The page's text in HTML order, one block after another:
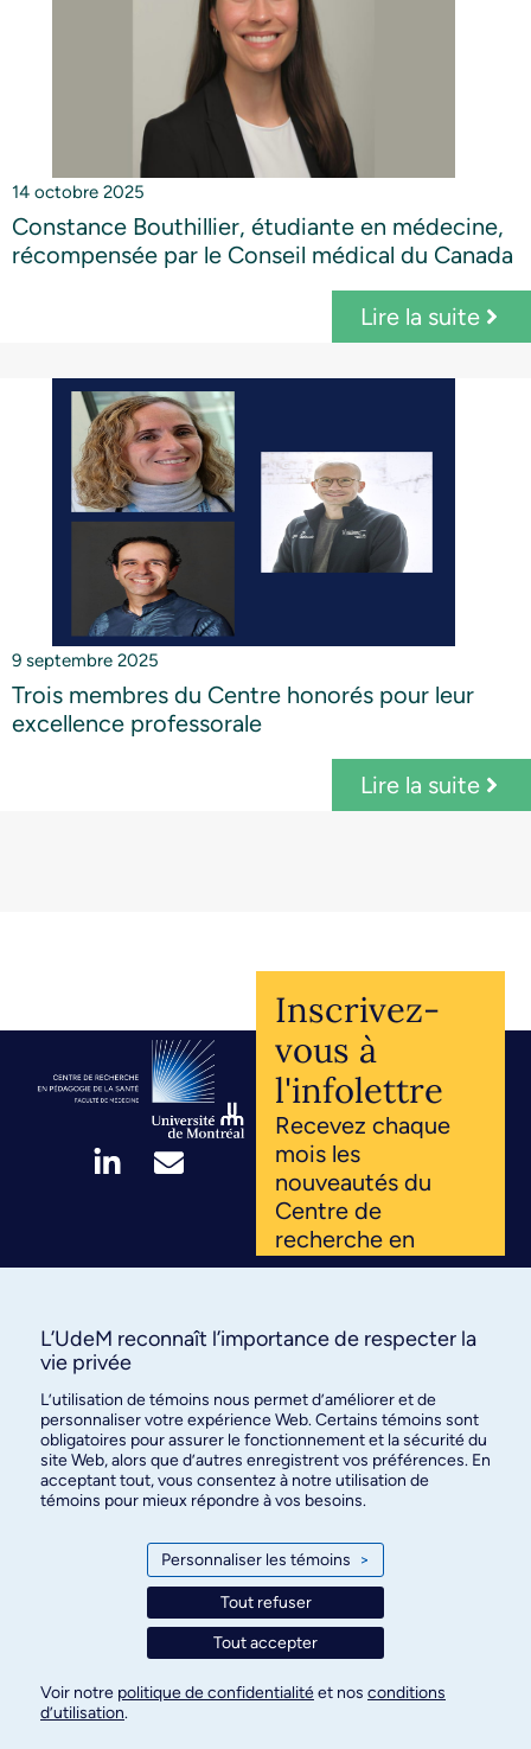
14 octobre 2025
Constance Bouthillier, étudiante en médecine,
récompensée par le Conseil médical du Canada
Lire la suite
9 septembre 2025
Trois membres du Centre honorés pour leur
excellence professorale
Lire la suite
Inscrivez-
vous à
l'infolettre
Recevez chaque
mois les
nouveautés du
Centre de
recherche en
pédagogie de la
projets, ressources
: inscrivez-vous et
communauté
engagée.
S'ABONNER
Confidentialité
L’UdeM reconnaît l’importance de respecter la
vie privée
L’utilisation de témoins nous permet d’améliorer et de
personnaliser votre expérience Web. Certains témoins sont
obligatoires pour assurer le fonctionnement et la sécurité du
site Web, alors que d’autres enregistrent vos préférences. En
acceptant tout, vous consentez à notre utilisation de
témoins pour mieux répondre à vos besoins.
Personnaliser les témoins >
Tout refuser
Tout accepter
Voir notre politique de confidentialitéet nos conditions
d’utilisation.